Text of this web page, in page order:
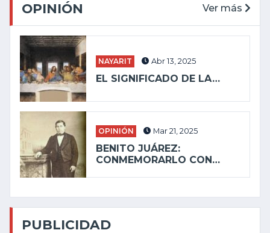
OPINIÓN Ver más
NAYARIT Abr 13, 2025
EL SIGNIFICADO DE LA…
OPINIÓN Mar 21, 2025
BENITO JUÁREZ:
CONMEMORARLO CON…
PUBLICIDAD